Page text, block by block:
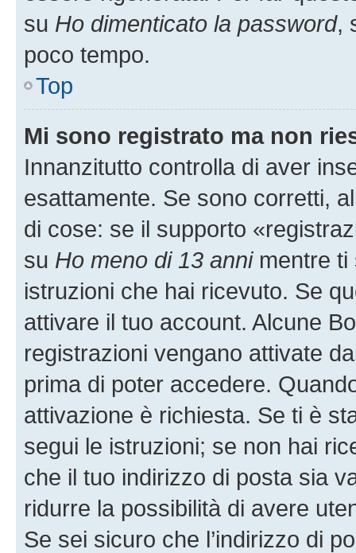
su Ho dimenticato la password,
poco tempo.
Top
Mi sono registrato ma non
Innanzitutto controlla di aver
esattamente. Se sono corretti,
di cose: se il supporto
su Ho meno di 13 annimentre ti
istruzioni che hai ricevuto. Se
attivare il tuo account. Alcune
registrazioni vengano attivate
prima di poter accedere.
attivazione è richiesta. Se ti è
segui le istruzioni; se non hai
che il tuo indirizzo di posta sia
ridurre la possibilità di avere
Se sei sicuro che l’indirizzo di